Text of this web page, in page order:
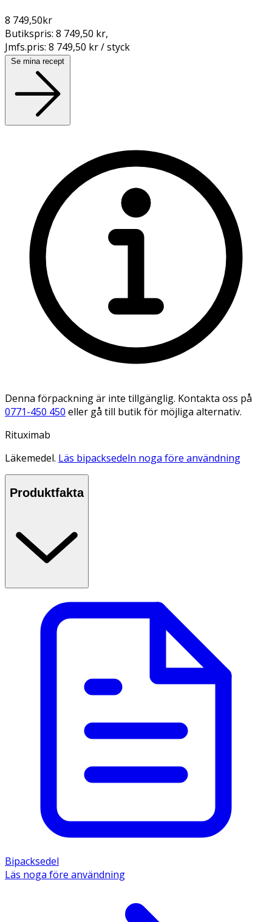
8 749,50kr
Butikspris: 8 749,50 kr,
Jmfs.pris: 8 749,50 kr / styck
Se mina recept
Denna förpackning är inte tillgänglig. Kontakta oss på
0771-450 450 eller gå till butik för möjliga alternativ.
Rituximab
Läkemedel. Läs bipacksedeln noga före användning
Produktfakta
Bipacksedel
Läs noga före användning